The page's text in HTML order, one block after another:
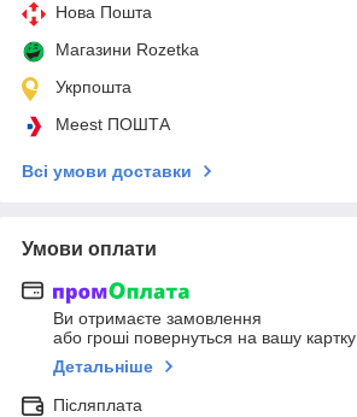
Нова Пошта
Магазини Rozetka
Укрпошта
Meest ПОШТА
Всі умови доставки
Умови оплати
Ви отримаєте замовлення
або гроші повернуться на вашу картку
Детальніше
Післяплата